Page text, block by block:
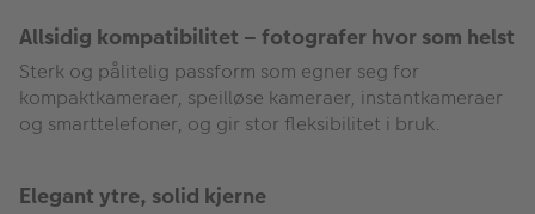
Allsidig kompatibilitet – fotografer hvor som helst
Sterk og pålitelig passform som egner seg for
kompaktkameraer, speilløse kameraer, instantkameraer
og smarttelefoner, og gir stor fleksibilitet i bruk.
Elegant ytre, solid kjerne